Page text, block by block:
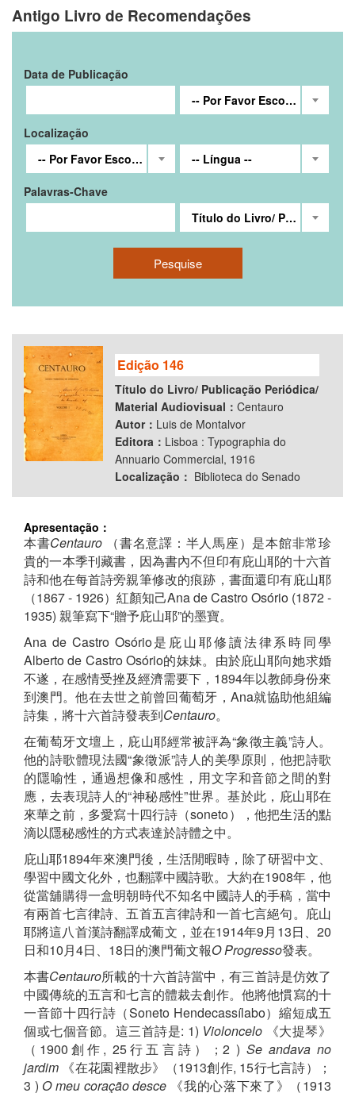
Antigo Livro de Recomendações
Data de Publicação
-- Por Favor Escolha --
Localização
-- Por Favor Escolha --
-- Língua --
Palavras-Chave
Título do Livro/ Publicação Periódica/ Material Audiovisual
Pesquise
Edição 146
Título do Livro/ Publicação Periódica/
Material Audiovisual： Centauro
Autor： Luis de Montalvor
Editora： Lisboa : Typographia do
Annuario Commercial, 1916
Localização： Biblioteca do Senado
Apresentação：
本書Centauro （書名意譯：半人馬座）是本館非常珍
貴的一本季刊藏書，因為書內不但印有庇山耶的十六首
詩和他在每首詩旁親筆修改的痕跡，書面還印有庇山耶
（1867 - 1926）紅顏知己Ana de Castro Osório (1872 -
1935) 親筆寫下“贈予庇山耶”的墨寶。
Ana de Castro Osório是庇山耶修讀法律系時同學
Alberto de Castro Osório的妹妹。由於庇山耶向她求婚
不遂，在感情受挫及經濟需要下，1894年以教師身份來
到澳門。他在去世之前曾回葡萄牙，Ana就協助他組編
詩集，將十六首詩發表到Centauro。
在葡萄牙文壇上，庇山耶經常被評為“象徵主義”詩人。
他的詩歌體現法國“象徵派”詩人的美學原則，他把詩歌
的隱喻性，通過想像和感性，用文字和音節之間的對
應，去表現詩人的“神秘感性”世界。基於此，庇山耶在
來華之前，多愛寫十四行詩（soneto），他把生活的點
滴以隱秘感性的方式表達於詩體之中。
庇山耶1894年來澳門後，生活閒暇時，除了研習中文、
學習中國文化外，也翻譯中國詩歌。大約在1908年，他
從當舖購得一盒明朝時代不知名中國詩人的手稿，當中
有兩首七言律詩、五首五言律詩和一首七言絕句。庇山
耶將這八首漢詩翻譯成葡文，並在1914年9月13日、20
日和10月4日、18日的澳門葡文報O Progresso發表。
本書Centauro所載的十六首詩當中，有三首詩是仿效了
中國傳統的五言和七言的體裁去創作。他將他慣寫的十
一音節十四行詩（Soneto Hendecassílabo）縮短成五
個或七個音節。這三首詩是: 1) Violoncelo 《大提琴》
（1900創作, 25行五言詩）；2 ) Se andava no
jardim 《在花園裡散步》（1913創作, 15行七言詩）；
3 ) O meu coração desce 《我的心落下來了》（1913